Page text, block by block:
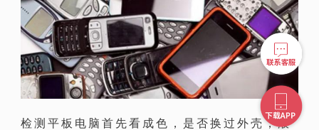
检测平板电脑首先看成色，是否换过外壳，液